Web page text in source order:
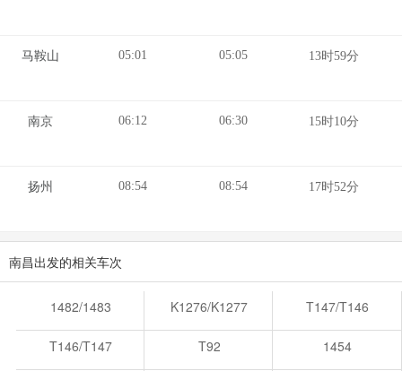
马鞍山 05:01 05:05 13时59分
南京 06:12 06:30 15时10分
扬州 08:54 08:54 17时52分
南昌出发的相关车次
1482/1483 K1276/K1277 T147/T146
T146/T147 T92 1454